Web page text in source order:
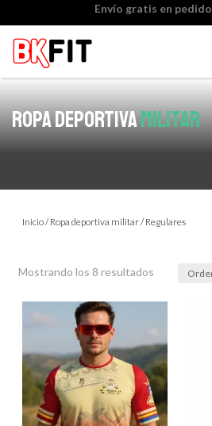
Cambio de talla incluido,
ROPA DEPORTIVAMILITAR
Inicio/ Ropa deportiva militar/ Regulares
Mostrando los 8 resultados